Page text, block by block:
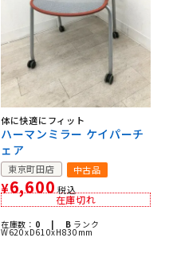
体に快適にフィット
ハーマンミラー ケイパーチ
ェア
東京町田店 中古品
¥6,600 税込
在庫切れ
在庫数： 0 | B ランク
W620xD610xH830mm